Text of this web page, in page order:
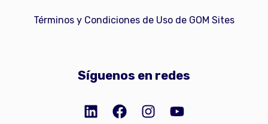
Términos y Condiciones de Uso de GOM Sites
Síguenos en redes